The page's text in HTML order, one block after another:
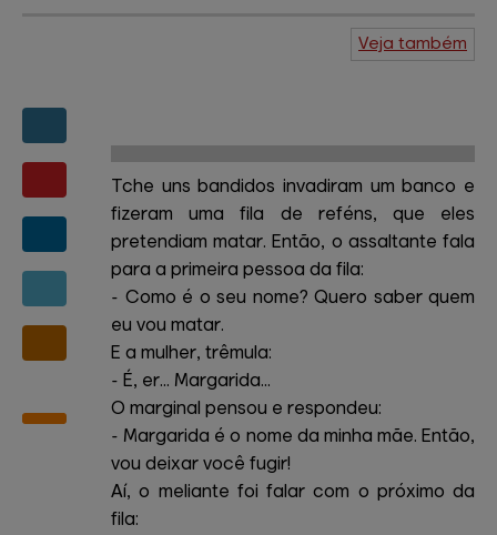
Veja também
Tche uns bandidos invadiram um banco e
fizeram uma fila de reféns, que eles
pretendiam matar. Então, o assaltante fala
para a primeira pessoa da fila:
- Como é o seu nome? Quero saber quem
eu vou matar.
E a mulher, trêmula:
- É, er... Margarida...
O marginal pensou e respondeu:
- Margarida é o nome da minha mãe. Então,
vou deixar você fugir!
Aí, o meliante foi falar com o próximo da
fila: